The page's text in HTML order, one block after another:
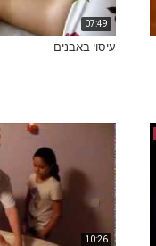
07:49
עיסוי באבנים
10:26